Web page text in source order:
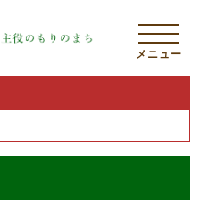
メニュー